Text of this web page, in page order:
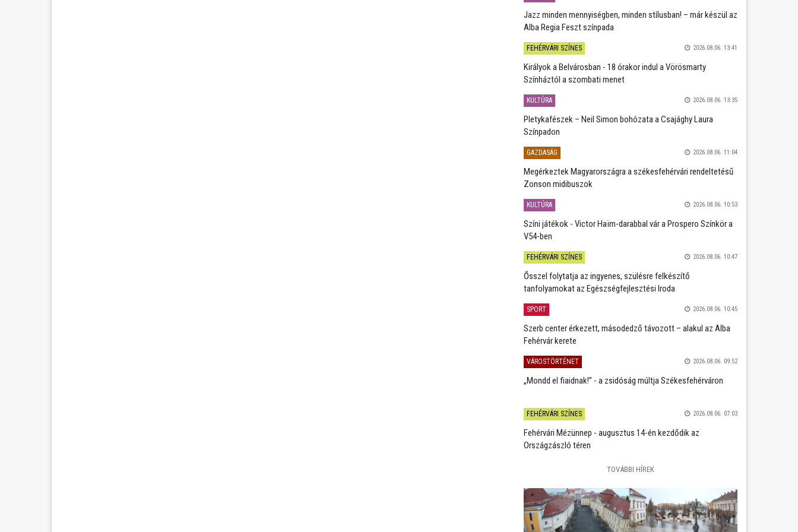
Jazz minden mennyiségben, minden stílusban! – már készül az
Alba Regia Feszt színpada
FEHÉRVÁRI SZÍNES 2026.08.06. 13:41
Királyok a Belvárosban - 18 órakor indul a Vörösmarty
Színháztól a szombati menet
KULTÚRA 2026.08.06. 13:35
Pletykafészek – Neil Simon bohózata a Csajághy Laura
Színpadon
GAZDASÁG 2026.08.06. 11:04
Megérkeztek Magyarországra a székesfehérvári rendeltetésű
Zonson midibuszok
KULTÚRA 2026.08.06. 10:53
Színi játékok - Victor Haïm-darabbal vár a Prospero Színkör a
V54-ben
FEHÉRVÁRI SZÍNES 2026.08.06. 10:47
Ősszel folytatja az ingyenes, szülésre felkészítő
tanfolyamokat az Egészségfejlesztési Iroda
SPORT 2026.08.06. 10:45
Szerb center érkezett, másodedző távozott – alakul az Alba
Fehérvár kerete
VÁROSTÖRTÉNET 2026.08.06. 09:52
„Mondd el fiaidnak!” - a zsidóság múltja Székesfehérváron
FEHÉRVÁRI SZÍNES 2026.08.06. 07:03
Fehérvári Mézünnep - augusztus 14-én kezdődik az
Országzászló téren
TOVÁBBI HÍREK